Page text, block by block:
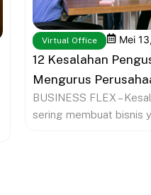
Virtual Office Mei
12 Kesalahan
Mengurus
BUSINESS FLEX –
sering membuat bisnis